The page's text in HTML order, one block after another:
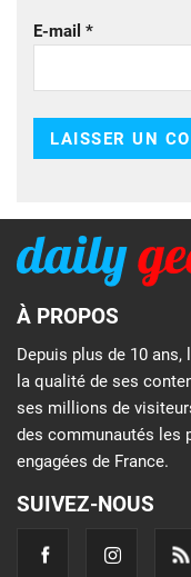
E-mail *
À PROPOS
Depuis plus de 10
la qualité de ses
ses millions de
des communautés les
engagées de France.
SUIVEZ-NOUS